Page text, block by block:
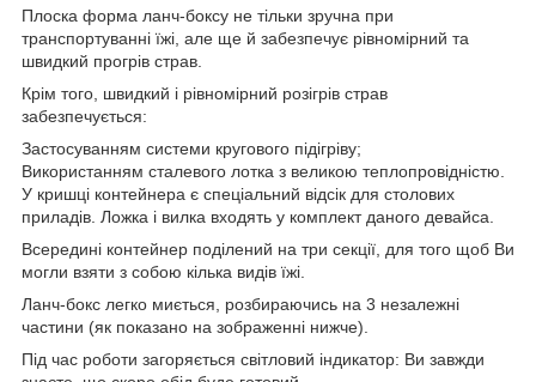
Плоска форма ланч-боксу не тільки зручна при
транспортуванні їжі, але ще й забезпечує рівномірний та
швидкий прогрів страв.
Крім того, швидкий і рівномірний розігрів страв
забезпечується:
Застосуванням системи кругового підігріву;
Використанням сталевого лотка з великою теплопровідністю.
У кришці контейнера є спеціальний відсік для столових
приладів. Ложка і вилка входять у комплект даного девайса.
Всередині контейнер поділений на три секції, для того щоб Ви
могли взяти з собою кілька видів їжі.
Ланч-бокс легко миється, розбираючись на 3 незалежні
частини (як показано на зображенні нижче).
Під час роботи загоряється світловий індикатор: Ви завжди